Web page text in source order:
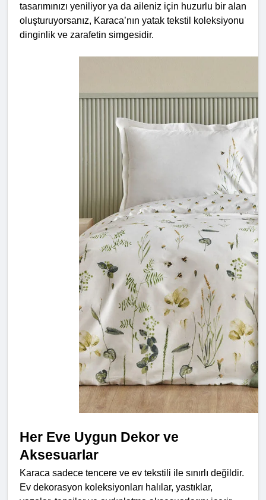
tasarımınızı yeniliyor ya da aileniz için huzurlu bir alan
oluşturuyorsanız, Karaca’nın yatak tekstil koleksiyonu
dinginlik ve zarafetin simgesidir.
Her Eve Uygun Dekor ve
Aksesuarlar
Karaca sadece tencere ve ev tekstili ile sınırlı değildir.
Ev dekorasyon koleksiyonları halılar, yastıklar,